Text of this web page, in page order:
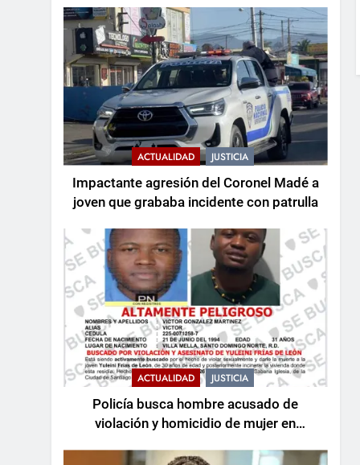
ACTUALIDAD JUSTICIA
Impactante agresión del Coronel Madé a
joven que grababa incidente con patrulla
ACTUALIDAD JUSTICIA
Policía busca hombre acusado de
violación y homicidio de mujer en